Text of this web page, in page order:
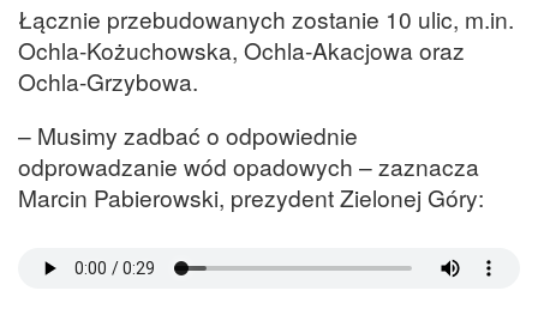
Łącznie przebudowanych zostanie 10 ulic, m.in.
Ochla-Kożuchowska, Ochla-Akacjowa oraz
Ochla-Grzybowa.
– Musimy zadbać o odpowiednie
odprowadzanie wód opadowych – zaznacza
Marcin Pabierowski, prezydent Zielonej Góry: